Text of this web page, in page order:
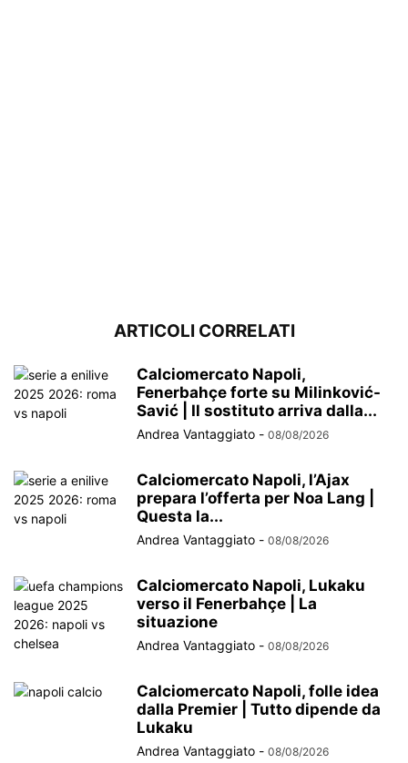
ARTICOLI CORRELATI
Calciomercato Napoli,
Fenerbahçe forte su Milinković-
Savić | Il sostituto arriva dalla...
Andrea Vantaggiato - 08/08/2026
Calciomercato Napoli, l’Ajax
prepara l’offerta per Noa Lang |
Questa la...
Andrea Vantaggiato - 08/08/2026
Calciomercato Napoli, Lukaku
verso il Fenerbahçe | La
situazione
Andrea Vantaggiato - 08/08/2026
Calciomercato Napoli, folle idea
dalla Premier | Tutto dipende da
Lukaku
Andrea Vantaggiato - 08/08/2026